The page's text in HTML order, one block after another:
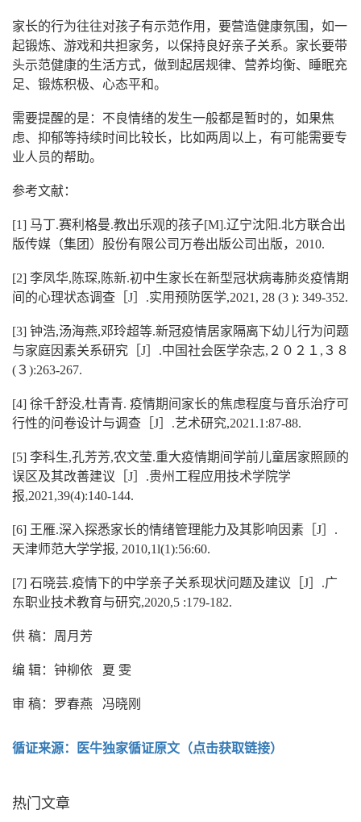
家长的行为往往对孩子有示范作用，要营造健康氛围，如一
起锻炼、游戏和共担家务，以保持良好亲子关系。家长要带
头示范健康的生活方式，做到起居规律、营养均衡、睡眠充
足、锻炼积极、心态平和。
需要提醒的是：不良情绪的发生一般都是暂时的，如果焦
虑、抑郁等持续时间比较长，比如两周以上，有可能需要专
业人员的帮助。
参考文献：
[1] 马丁.赛利格曼.教出乐观的孩子[M].辽宁沈阳.北方联合出
版传媒（集团）股份有限公司万卷出版公司出版，2010.
[2] 李凤华,陈琛,陈新.初中生家长在新型冠状病毒肺炎疫情期
间的心理状态调查［J］.实用预防医学,2021, 28 (3 ): 349-352.
[3] 钟浩,汤海燕,邓玲超等.新冠疫情居家隔离下幼儿行为问题
与家庭因素关系研究［J］.中国社会医学杂志,２０２１,３８
(３):263-267.
[4] 徐千舒没,杜青青. 疫情期间家长的焦虑程度与音乐治疗可
行性的问卷设计与调查［J］.艺术研究,2021.1:87-88.
[5] 李科生,孔芳芳,农文莹.重大疫情期间学前儿童居家照顾的
误区及其改善建议［J］.贵州工程应用技术学院学
报,2021,39(4):140-144.
[6] 王雁.深入探悉家长的情绪管理能力及其影响因素［J］.
天津师范大学学报, 2010,1l(1):56:60.
[7] 石晓芸.疫情下的中学亲子关系现状问题及建议［J］.广
东职业技术教育与研究,2020,5 :179-182.
供 稿：周月芳
编 辑：钟柳依 夏 雯
审 稿：罗春燕 冯晓刚
循证来源：医牛独家循证原文（点击获取链接）
热门文章